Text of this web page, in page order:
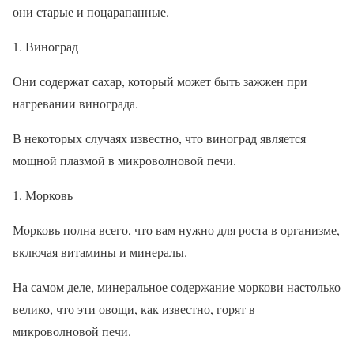
они старые и поцарапанные.
Виноград
Они содержат сахар, который может быть зажжен при
нагревании винограда.
В некоторых случаях известно, что виноград является
мощной плазмой в микроволновой печи.
Морковь
Морковь полна всего, что вам нужно для роста в организме,
включая витамины и минералы.
На самом деле, минеральное содержание моркови настолько
велико, что эти овощи, как известно, горят в
микроволновой печи.